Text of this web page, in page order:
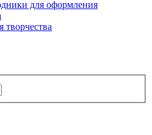
для оформления
творчества